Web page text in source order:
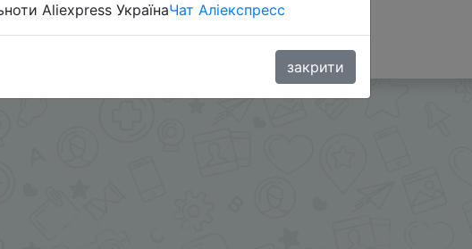
Aliexpress УкраїнаЧат Аліекспресс
закрити